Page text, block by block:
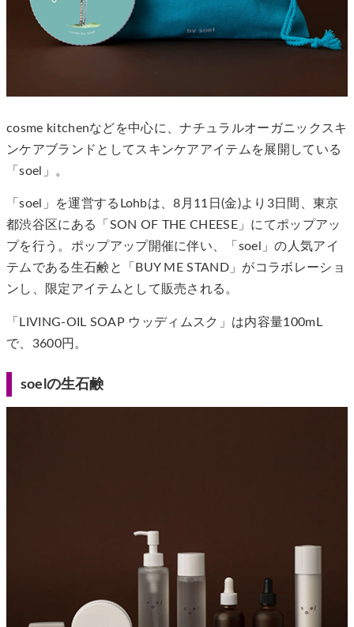
cosme kitchenなどを中心に、ナチュラルオーガニックスキ
ンケアブランドとしてスキンケアアイテムを展開している
「soel」。
「soel」を運営するLohbは、8月11日(金)より3日間、東京
都渋谷区にある「SON OF THE CHEESE」にてポップアッ
プを行う。ポップアップ開催に伴い、「soel」の人気アイ
テムである生石鹸と「BUY ME STAND」がコラボレーショ
ンし、限定アイテムとして販売される。
「LIVING-OIL SOAP ウッディムスク」は内容量100mL
で、3600円。
soelの生石鹸